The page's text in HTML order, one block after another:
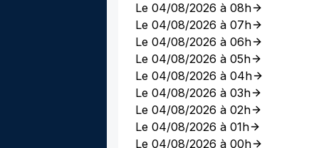
Le 04/08/2026 à 08h
Le 04/08/2026 à 07h
Le 04/08/2026 à 06h
Le 04/08/2026 à 05h
Le 04/08/2026 à 04h
Le 04/08/2026 à 03h
Le 04/08/2026 à 02h
Le 04/08/2026 à 01h
Le 04/08/2026 à 00h